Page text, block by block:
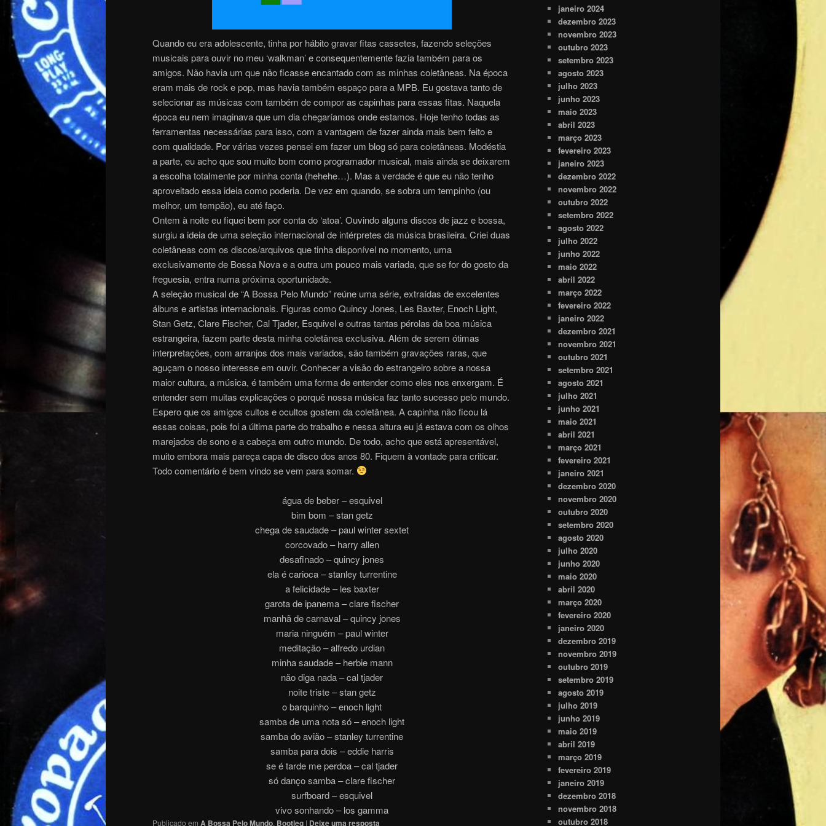
Quando eu era adolescente, tinha por hábito gravar fitas cassetes, fazendo seleções
musicais para ouvir no meu ‘walkman’ e consequentemente fazia também para os
amigos. Não havia um que não ficasse encantado com as minhas coletâneas. Na época
eram mais de rock e pop, mas havia também espaço para a MPB. Eu gostava tanto de
selecionar as músicas com também de compor as capinhas para essas fitas. Naquela
época eu nem imaginava que um dia chegaríamos onde estamos. Hoje tenho todas as
ferramentas necessárias para isso, com a vantagem de fazer ainda mais bem feito e
com qualidade. Por várias vezes pensei em fazer um blog só para coletâneas. Modéstia
a parte, eu acho que sou muito bom como programador musical, mais ainda se deixarem
a escolha totalmente por minha conta (hehehe…). Mas a verdade é que eu não tenho
aproveitado essa ideia como poderia. De vez em quando, se sobra um tempinho (ou
melhor, um tempão), eu até faço.
Ontem à noite eu fiquei bem por conta do ‘atoa’. Ouvindo alguns discos de jazz e bossa,
surgiu a ideia de uma seleção internacional de intérpretes da música brasileira. Criei duas
coletâneas com os discos/arquivos que tinha disponível no momento, uma
exclusivamente de Bossa Nova e a outra um pouco mais variada, que se for do gosto da
freguesia, entra numa próxima oportunidade.
A seleção musical de “A Bossa Pelo Mundo” reúne uma série, extraídas de excelentes
álbuns e artistas internacionais. Figuras como Quincy Jones, Les Baxter, Enoch Light,
Stan Getz, Clare Fischer, Cal Tjader, Esquivel e outras tantas pérolas da boa música
estrangeira, fazem parte desta minha coletânea exclusiva. Além de serem ótimas
interpretações, com arranjos dos mais variados, são também gravações raras, que
aguçam o nosso interesse em ouvir. Conhecer a visão do estrangeiro sobre a nossa
maior cultura, a música, é também uma forma de entender como eles nos enxergam. É
entender sem muitas explicações o porquê nossa música faz tanto sucesso pelo mundo.
Espero que os amigos cultos e ocultos gostem da coletânea. A capinha não ficou lá
essas coisas, pois foi a última parte do trabalho e nessa altura eu já estava com os olhos
marejados de sono e a cabeça em outro mundo. De todo, acho que está apresentável,
muito embora mais pareça capa de disco dos anos 80. Fiquem à vontade para criticar.
Todo comentário é bem vindo se vem para somar.
água de beber – esquivel
bim bom – stan getz
chega de saudade – paul winter sextet
corcovado – harry allen
desafinado – quincy jones
ela é carioca – stanley turrentine
a felicidade – les baxter
garota de ipanema – clare fischer
manhã de carnaval – quincy jones
maria ninguém – paul winter
meditação – alfredo urdian
minha saudade – herbie mann
não diga nada – cal tjader
noite triste – stan getz
o barquinho – enoch light
samba de uma nota só – enoch light
samba do avião – stanley turrentine
samba para dois – eddie harris
se é tarde me perdoa – cal tjader
só danço samba – clare fischer
surfboard – esquivel
vivo sonhando – los gamma
Publicado em A Bossa Pelo Mundo, Bootleg | Deixe uma resposta
janeiro 2024
dezembro 2023
novembro 2023
outubro 2023
setembro 2023
agosto 2023
julho 2023
junho 2023
maio 2023
abril 2023
março 2023
fevereiro 2023
janeiro 2023
dezembro 2022
novembro 2022
outubro 2022
setembro 2022
agosto 2022
julho 2022
junho 2022
maio 2022
abril 2022
março 2022
fevereiro 2022
janeiro 2022
dezembro 2021
novembro 2021
outubro 2021
setembro 2021
agosto 2021
julho 2021
junho 2021
maio 2021
abril 2021
março 2021
fevereiro 2021
janeiro 2021
dezembro 2020
novembro 2020
outubro 2020
setembro 2020
agosto 2020
julho 2020
junho 2020
maio 2020
abril 2020
março 2020
fevereiro 2020
janeiro 2020
dezembro 2019
novembro 2019
outubro 2019
setembro 2019
agosto 2019
julho 2019
junho 2019
maio 2019
abril 2019
março 2019
fevereiro 2019
janeiro 2019
dezembro 2018
novembro 2018
outubro 2018